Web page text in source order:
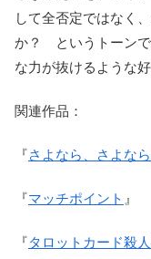
して全否定ではなく
か？ というトーンで
な力が抜けるような好
関連作品：
『さよなら、さよな
『マッチポイント 』
『タロットカード殺